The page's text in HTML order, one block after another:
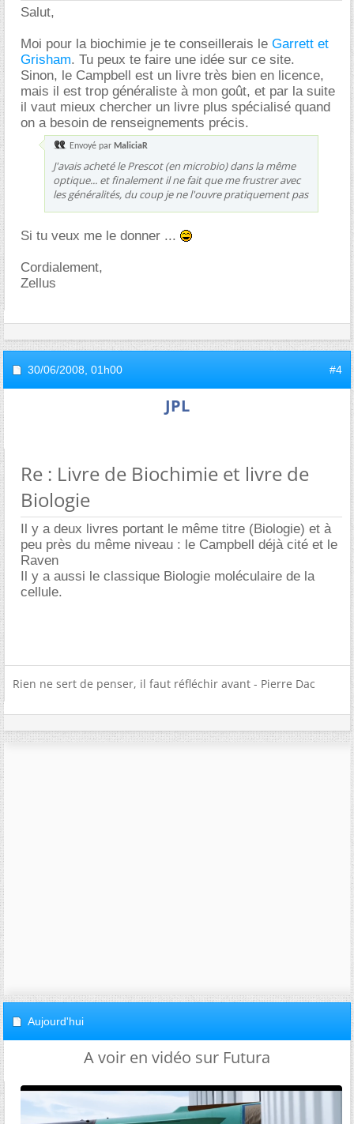
Salut,
Moi pour la biochimie je te conseillerais le Garrett et
Grisham. Tu peux te faire une idée sur ce site.
Sinon, le Campbell est un livre très bien en licence,
mais il est trop généraliste à mon goût, et par la suite
il vaut mieux chercher un livre plus spécialisé quand
on a besoin de renseignements précis.
Envoyé par MaliciaR
J'avais acheté le Prescot (en microbio) dans la même
optique... et finalement il ne fait que me frustrer avec
les généralités, du coup je ne l'ouvre pratiquement pas
Si tu veux me le donner ...
Cordialement,
Zellus
30/06/2008, 01h00 #4
JPL
Re : Livre de Biochimie et livre de
Biologie
Il y a deux livres portant le même titre (Biologie) et à
peu près du même niveau : le Campbell déjà cité et le
Raven
Il y a aussi le classique Biologie moléculaire de la
cellule.
Rien ne sert de penser, il faut réfléchir avant - Pierre Dac
Aujourd'hui
A voir en vidéo sur Futura